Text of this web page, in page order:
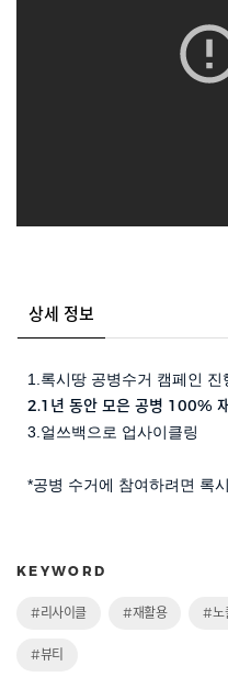
상세 정보
1.록시땅 공병수거 캠페인 진
2.1년 동안 모은 공병 100%
3.얼쓰백으로 업사이클링
*공병 수거에 참여하려면 록
KEYWORD
#리사이클 #재활용 #노
#뷰티